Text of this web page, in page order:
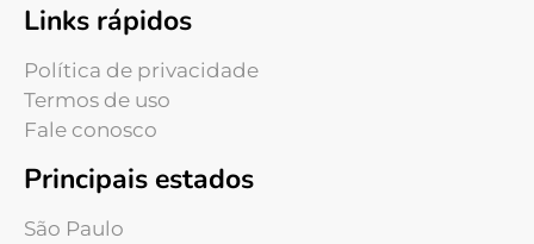
Links rápidos
Política de privacidade
Termos de uso
Fale conosco
Principais estados
São Paulo